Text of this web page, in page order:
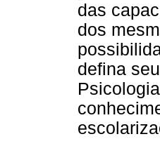
das
dos
defina